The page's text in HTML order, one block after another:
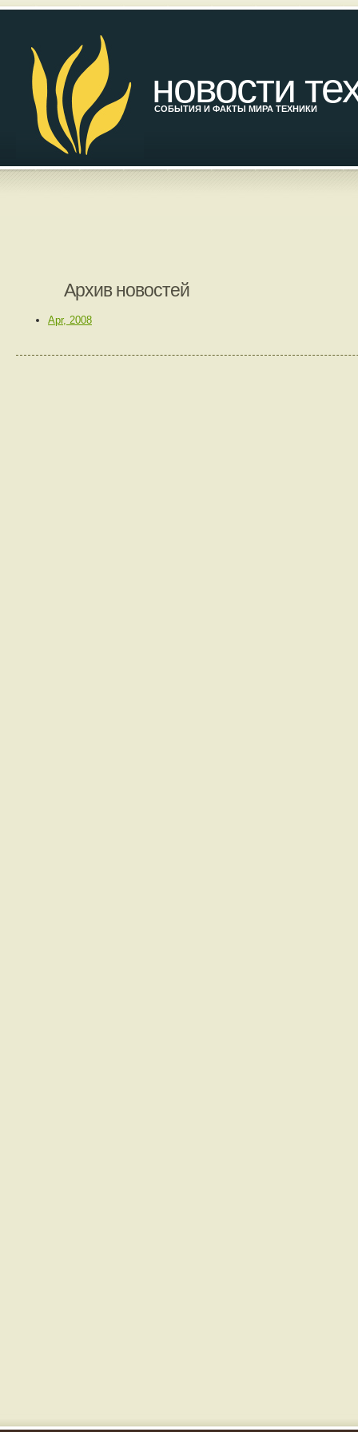
новости
СОБЫТИЯ И ФАКТЫ МИРА ТЕХНИКИ
Архив новостей
Apr, 2008